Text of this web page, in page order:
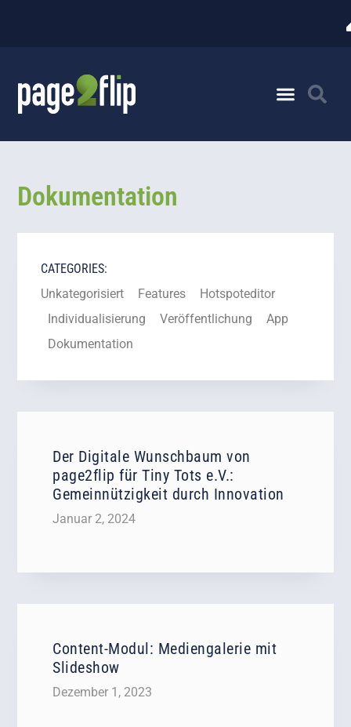
Dokumentation
CATEGORIES:
Unkategorisiert
Features
Hotspoteditor
Individualisierung
Veröffentlichung
App
Dokumentation
Der Digitale Wunschbaum von
page2flip für Tiny Tots e.V.:
Gemeinnützigkeit durch Innovation
Januar 2, 2024
Content-Modul: Mediengalerie mit
Slideshow
Dezember 1, 2023